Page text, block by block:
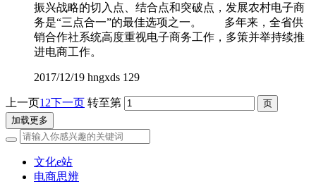
振兴战略的切入点、结合点和突破点，发展农村电子商
务是“三点合一”的最佳选项之一。 多年来，全省供
销合作社系统高度重视电子商务工作，多策并举持续推
进电商工作。
2017/12/19 hngxds 129
上一页1 2下一页 转至第
加载更多
文化e站
电商思辨